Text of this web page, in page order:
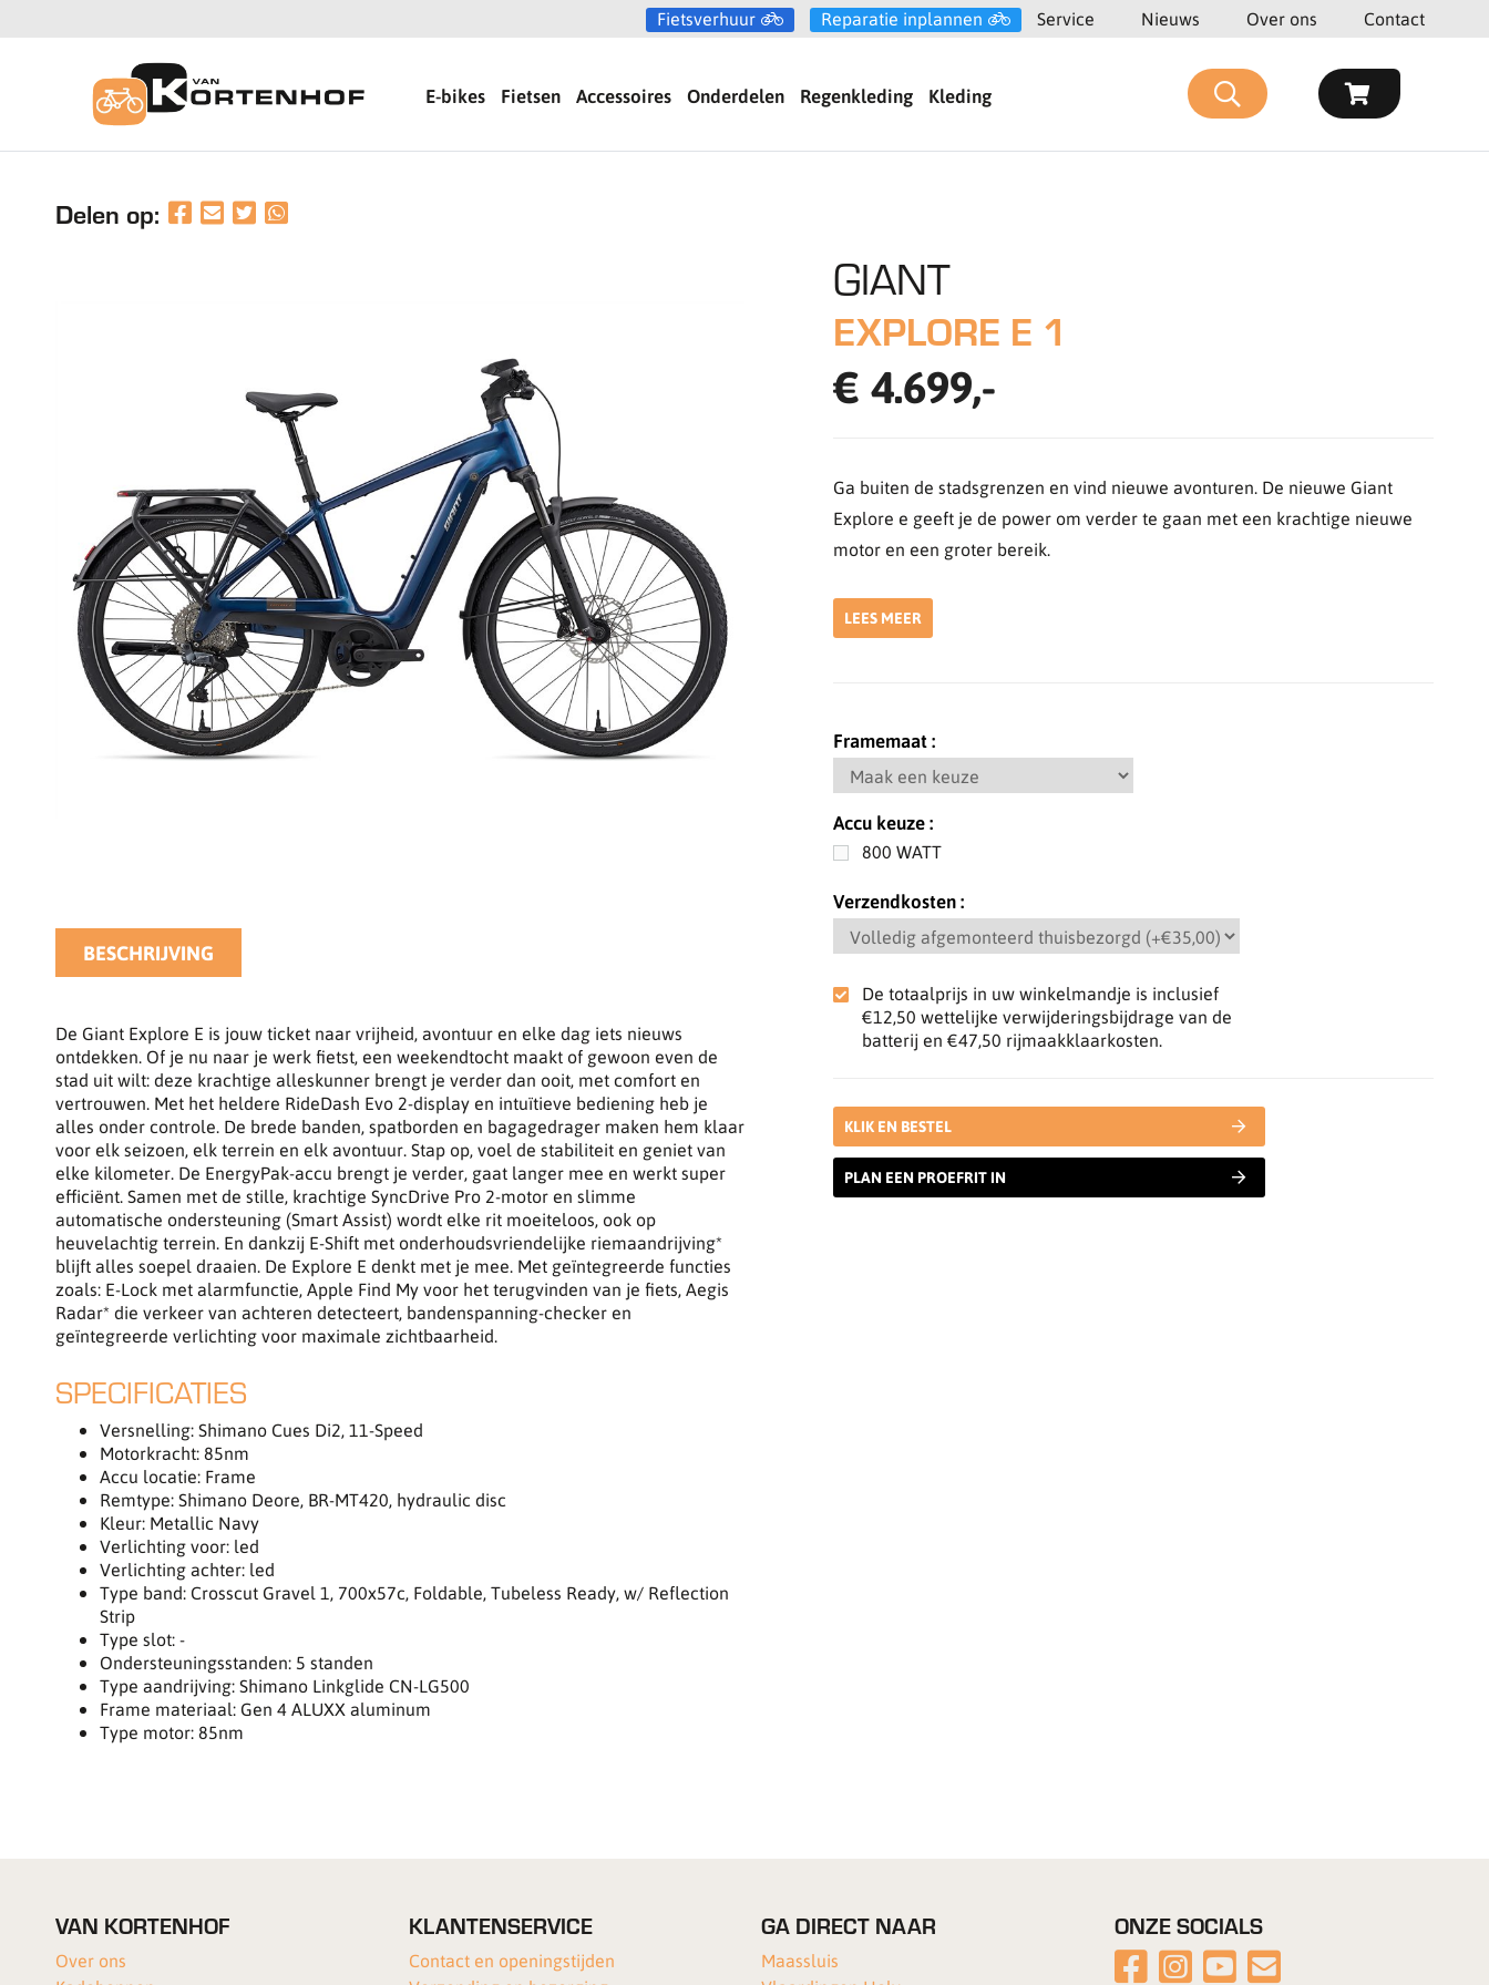
Fietsverhuur Reparatie inplannen Service Nieuws Over ons Contact
E-bikes Fietsen Accessoires Onderdelen Regenkleding Kleding
Delen op:
BESCHRIJVING
De Giant Explore E is jouw ticket naar vrijheid, avontuur en elke dag iets nieuws
ontdekken. Of je nu naar je werk fietst, een weekendtocht maakt of gewoon even de
stad uit wilt: deze krachtige alleskunner brengt je verder dan ooit, met comfort en
vertrouwen. Met het heldere RideDash Evo 2-display en intuïtieve bediening heb je
alles onder controle. De brede banden, spatborden en bagagedrager maken hem klaar
voor elk seizoen, elk terrein en elk avontuur. Stap op, voel de stabiliteit en geniet van
elke kilometer. De EnergyPak-accu brengt je verder, gaat langer mee en werkt super
efficiënt. Samen met de stille, krachtige SyncDrive Pro 2-motor en slimme
automatische ondersteuning (Smart Assist) wordt elke rit moeiteloos, ook op
heuvelachtig terrein. En dankzij E-Shift met onderhoudsvriendelijke riemaandrijving*
blijft alles soepel draaien. De Explore E denkt met je mee. Met geïntegreerde functies
zoals: E-Lock met alarmfunctie, Apple Find My voor het terugvinden van je fiets, Aegis
Radar* die verkeer van achteren detecteert, bandenspanning-checker en
geïntegreerde verlichting voor maximale zichtbaarheid.
SPECIFICATIES
Versnelling: Shimano Cues Di2, 11-Speed
Motorkracht: 85nm
Accu locatie: Frame
Remtype: Shimano Deore, BR-MT420, hydraulic disc
Kleur: Metallic Navy
Verlichting voor: led
Verlichting achter: led
Type band: Crosscut Gravel 1, 700x57c, Foldable, Tubeless Ready, w/ Reflection
Strip
Type slot: -
Ondersteuningsstanden: 5 standen
Type aandrijving: Shimano Linkglide CN-LG500
Frame materiaal: Gen 4 ALUXX aluminum
Type motor: 85nm
GIANT
EXPLORE E 1
€ 4.699,-
Ga buiten de stadsgrenzen en vind nieuwe avonturen. De nieuwe Giant
Explore e geeft je de power om verder te gaan met een krachtige nieuwe
motor en een groter bereik.
LEES MEER
Framemaat
Accu keuze
800 WATT
Verzendkosten
De totaalprijs in uw winkelmandje is inclusief
€12,50 wettelijke verwijderingsbijdrage van de
batterij en €47,50 rijmaakklaarkosten.
KLIK EN BESTEL
PLAN EEN PROEFRIT IN
VAN KORTENHOF
Over ons
KLANTENSERVICE
Contact en openingstijden
GA DIRECT NAAR
Maassluis
ONZE SOCIALS